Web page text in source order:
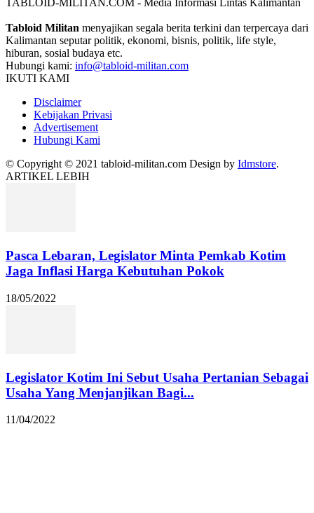
TABLOID-MILITAN.COM - Media Informasi Lintas Kalimantan
Tabloid Militan menyajikan segala berita terkini dan terpercaya dari
Kalimantan seputar politik, ekonomi, bisnis, politik, life style,
hiburan, sosial budaya etc.
Hubungi kami: info@tabloid-militan.com
IKUTI KAMI
Disclaimer
Kebijakan Privasi
Advertisement
Hubungi Kami
© Copyright © 2021 tabloid-militan.com Design by Idmstore.
ARTIKEL LEBIH
Pasca Lebaran, Legislator Minta Pemkab Kotim
Jaga Inflasi Harga Kebutuhan Pokok
18/05/2022
Legislator Kotim Ini Sebut Usaha Pertanian Sebagai
Usaha Yang Menjanjikan Bagi...
11/04/2022